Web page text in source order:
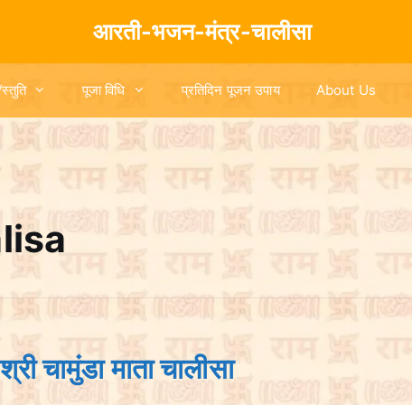
आरती-भजन-मंत्र-चालीसा
पूजा विधि प्रतिदिन पूजन उपाय About Us
माता चालीसा